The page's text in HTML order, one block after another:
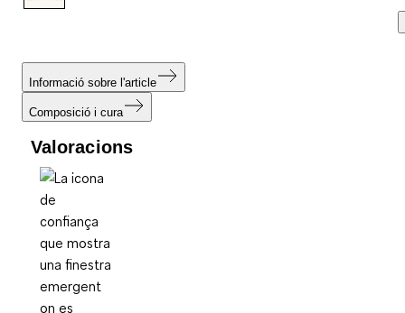
Informació sobre l'article
Composició i cura
Valoracions